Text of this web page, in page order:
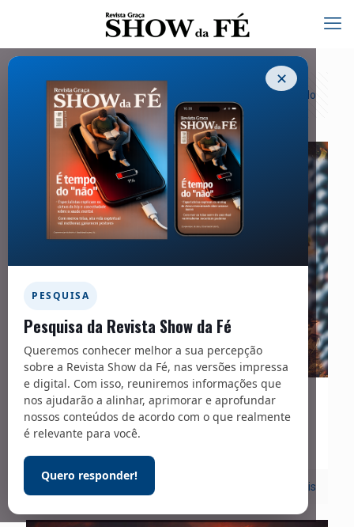
✕
PESQUISA
Pesquisa da Revista Show da Fé
Queremos conhecer melhor a sua percepção
sobre a Revista Show da Fé, nas versões impressa
e digital. Com isso, reuniremos informações que
nos ajudarão a alinhar, aprimorar e aprofundar
nossos conteúdos de acordo com o que realmente
é relevante para você.
Quero responder!
Categorias Tags Exibir tudo
25/04/2024
Carta Viva – 297
Leia mais